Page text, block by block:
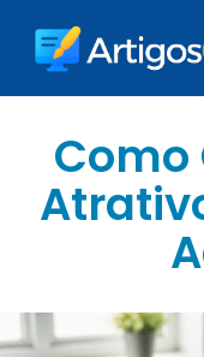
Como